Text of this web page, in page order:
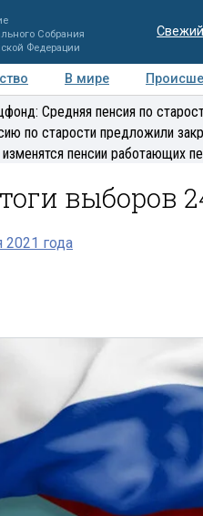
Собрания
Федерации
В мире
Регионы Медиацентр
Средняя пенсия по
по старости предложили
изменятся пенсии работающих
выборов
года